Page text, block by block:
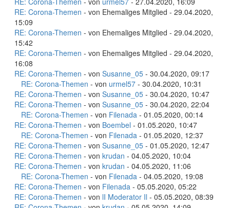
RE: Corona-Themen - von Ehemaliges Mitglied - 29.04.2020,
15:09
RE: Corona-Themen - von Ehemaliges Mitglied - 29.04.2020,
15:42
RE: Corona-Themen - von Ehemaliges Mitglied - 29.04.2020,
16:08
RE: Corona-Themen - von Susanne_05 - 30.04.2020, 09:17
RE: Corona-Themen - von urmel57 - 30.04.2020, 10:31
RE: Corona-Themen - von Susanne_05 - 30.04.2020, 10:47
RE: Corona-Themen - von Susanne_05 - 30.04.2020, 22:04
RE: Corona-Themen - von Filenada - 01.05.2020, 00:14
RE: Corona-Themen - von Boembel - 01.05.2020, 10:47
RE: Corona-Themen - von Filenada - 01.05.2020, 12:37
RE: Corona-Themen - von Susanne_05 - 01.05.2020, 12:47
RE: Corona-Themen - von krudan - 04.05.2020, 10:04
RE: Corona-Themen - von krudan - 04.05.2020, 11:06
RE: Corona-Themen - von Filenada - 04.05.2020, 19:08
RE: Corona-Themen - von Filenada - 05.05.2020, 05:22
RE: Corona-Themen - von lI Moderator Il - 05.05.2020, 08:39